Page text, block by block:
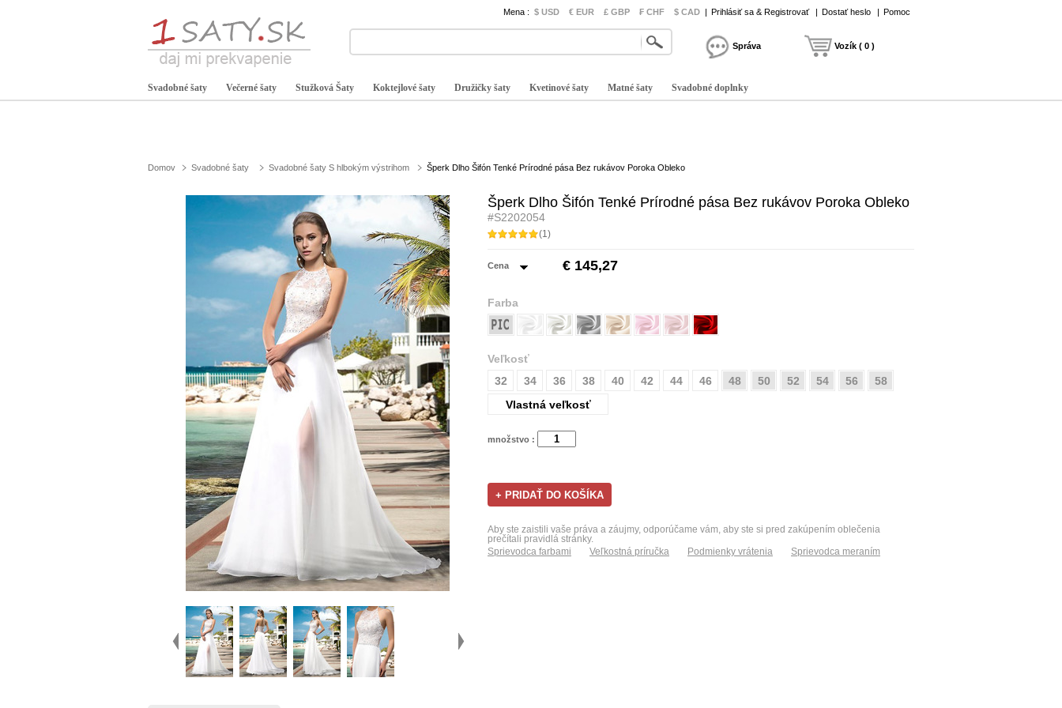
Mena : $ USD € EUR £ GBP ₣ CHF $ CAD | Prihlásiť sa & Registrovať | Dostať heslo | Pomoc
Správa Vozík ( 0 )
Svadobné šaty Večerné šaty Stužková Šaty Koktejlové šaty Družičky šaty Kvetinové šaty Matné šaty Svadobné doplnky
Domov Svadobné šaty Svadobné šaty S hlbokým výstrihom Šperk Dlho Šifón Tenké Prírodné pása Bez rukávov Poroka Obleko
Šperk Dlho Šifón Tenké Prírodné pása Bez rukávov Poroka Obleko
#S2202054
(1)
Cena € 145,27
Farba
Veľkosť
32
34 36 38 40 42 44 46 48 50 52 54 56
58
Vlastná veľkosť
množstvo :
Aby ste zaistili vaše práva a záujmy, odporúčame vám, aby ste si pred zakúpením oblečenia
prečítali pravidlá stránky.
Sprievodca farbami
Veľkostná príručka Podmienky vrátenia Sprievodca meraním